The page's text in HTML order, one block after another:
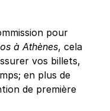
pour
à Athènes, cela
vos billets,
en plus de
de première